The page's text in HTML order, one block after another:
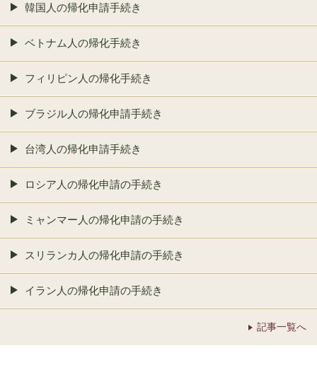
韓国人の帰化申請手続き
ベトナム人の帰化手続き
フィリピン人の帰化手続き
ブラジル人の帰化申請手続き
台湾人の帰化申請手続き
ロシア人の帰化申請の手続き
ミャンマー人の帰化申請の手続き
スリランカ人の帰化申請の手続き
イラン人の帰化申請の手続き
記事一覧へ